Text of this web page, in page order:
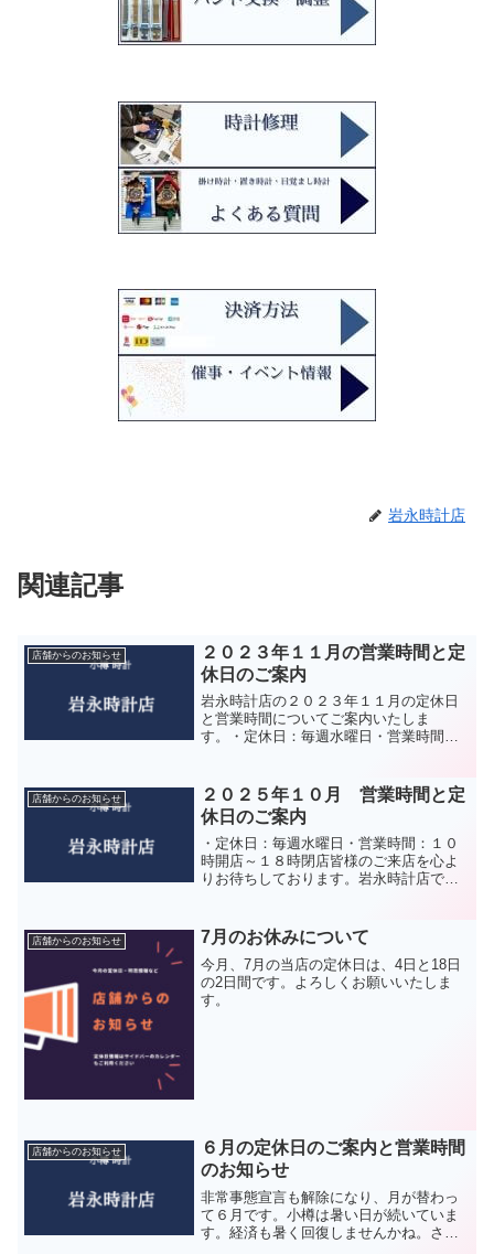
岩永時計店
関連記事
店舗からのお知らせ
２０２３年１１月の営業時間と定
休日のご案内
岩永時計店の２０２３年１１月の定休日
と営業時間についてご案内いたしま
す。・定休日：毎週水曜日・営業時間：
では、コロナウィルス対策として以下の
作業を励行しております。 接...
店舗からのお知らせ
２０２５年１０月 営業時間と定
休日のご案内
・定休日：毎週水曜日・営業時間：１０
時開店～１８時閉店皆様のご来店を心よ
りお待ちしております。岩永時計店で
内の換気を行っています。
店舗からのお知らせ 7月のお休みについて
今月、7月の当店の定休日は、4日と18日
の2日間です。よろしくお願いいたしま
す。
店舗からのお知らせ
６月の定休日のご案内と営業時間
のお知らせ
非常事態宣言も解除になり、月が替わっ
て６月です。小樽は暑い日が続いていま
す。経済も暑く回復しませんかね。さ